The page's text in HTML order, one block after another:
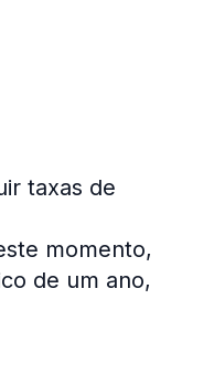
taxas de
momento,
de um ano,